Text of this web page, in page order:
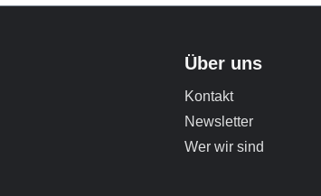
Über uns
Kontakt
Newsletter
Wer wir sind